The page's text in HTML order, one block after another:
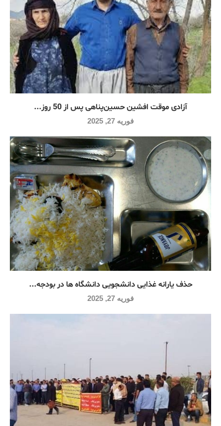
آزادی موقت افشین حسین‌پناهی پس از 50 روز...
فوریه 27, 2025
حذف یارانه غذایی دانشجویی دانشگاه ها در بودجه...
فوریه 27, 2025